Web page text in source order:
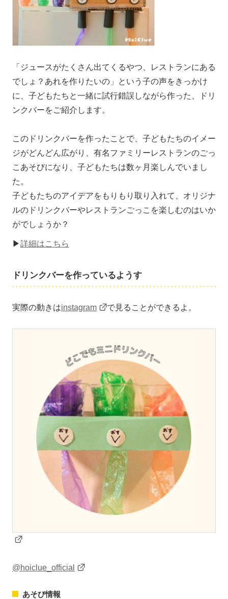
「ジュースがたくさん出てくるやつ、レストランにある
でしょ？あれを作りたいの」という子の声をきっかけ
に、子どもたちと一緒に試行錯誤しながら作った、ドリ
ンクバーをご紹介します。
このドリンクバーを作ったことで、子どもたちのイメー
ジがどんどん広がり、有名ファミリーレストランのごっ
こあそびになり、子どもたちは数ヶ月楽しんでいまし
た。
子どもたちのアイデアをもりもり取り入れて、オリジナ
ルのドリンクバーやレストランごっこを楽しむのはいか
がでしょうか？
▶詳細はこちら
ドリンクバーを作っているようす
実際の動きはinstagram で見ることができるよ。
@hoiclue_official
あそび情報